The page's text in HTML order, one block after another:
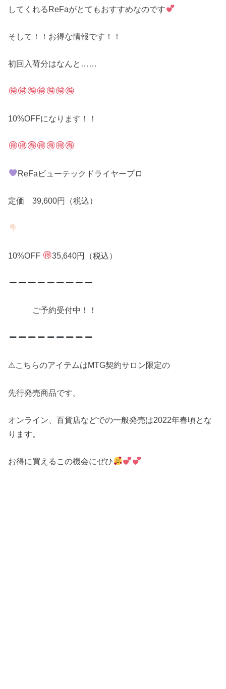
してくれるReFaがとてもおすすめなのです
そして！！お得な情報です！！
初回入荷分はなんと……
10%OFFになります！！
ReFaビューテックドライヤープロ
定価 39,600円（税込）
10%OFF 35,640円（税込）
ご予約受付中！！
⚠︎こちらのアイテムはMTG契約サロン限定の
先行発売商品です。
オンライン、百貨店などでの一般発売は2022年春頃とな
ります。
お得に買えるこの機会にぜひ